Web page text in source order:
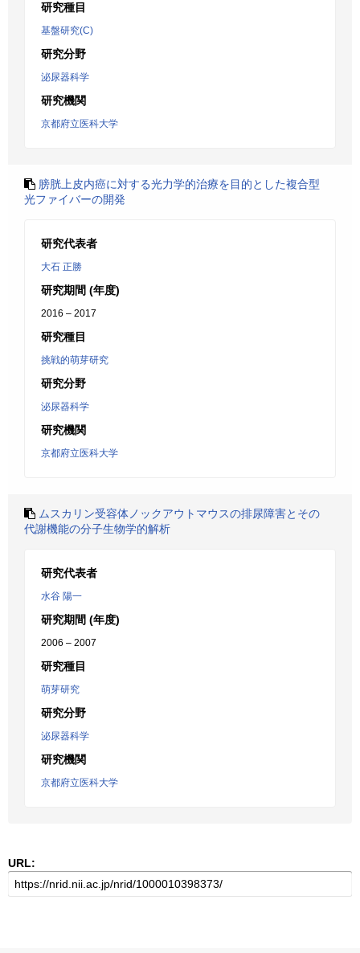
研究種目
基盤研究(C)
研究分野
泌尿器科学
研究機関
京都府立医科大学
膀胱上皮内癌に対する光力学的治療を目的とした複合型
光ファイバーの開発
研究代表者
大石 正勝
研究期間 (年度)
2016 – 2017
研究種目
挑戦的萌芽研究
研究分野
泌尿器科学
研究機関
京都府立医科大学
ムスカリン受容体ノックアウトマウスの排尿障害とその
代謝機能の分子生物学的解析
研究代表者
水谷 陽一
研究期間 (年度)
2006 – 2007
研究種目
萌芽研究
研究分野
泌尿器科学
研究機関
京都府立医科大学
URL: